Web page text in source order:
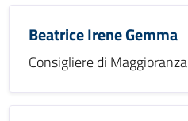
Beatrice Irene Gemma
Consigliere di Maggioranza